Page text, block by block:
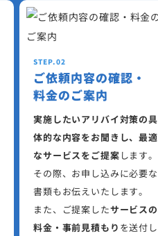
STEP.02
ご依頼内容の確認・
料金のご案内
実施したいアリバイ対策の具
体的な内容をお聞きし、最適
なサービスをご提案 します。
その際、お申し込みに必要な
書類もお伝えいたします。
また、ご提案したサービスの
料金・事前見積もり を送付し